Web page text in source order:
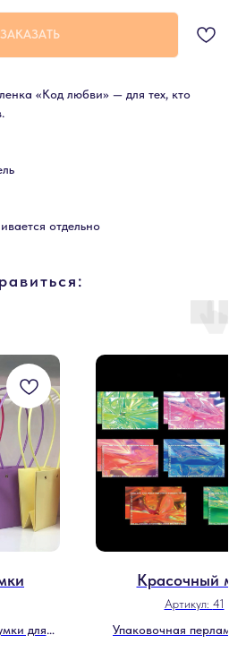
ЗАКАЗАТЬ
«Код любви» — для тех, кто
отдельно
для
Красочный
Артикул: 41
Упаковочная